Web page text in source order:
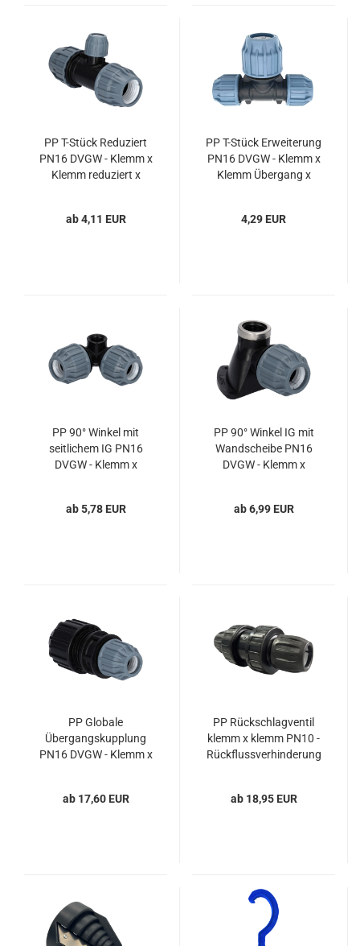
PP T-Stück Reduziert
PN16 DVGW - Klemm x
Klemm reduziert x
Druckrohre
ab 4,11 EUR
PP T-Stück Erweiterung
PN16 DVGW - Klemm x
Klemm Übergang x
Druckrohre
4,29 EUR
PP 90° Winkel mit
seitlichem IG PN16
DVGW - Klemm x
Druckrohre
ab 5,78 EUR
PP 90° Winkel IG mit
Wandscheibe PN16
DVGW - Klemm x
ab 6,99 EUR
PP Globale
Übergangskupplung
PN16 DVGW - Klemm x
Rohrverbindungen aus
ab 17,60 EUR
PP Rückschlagventil
klemm x klemm PN10 -
Rückflussverhinderung
ab 18,95 EUR